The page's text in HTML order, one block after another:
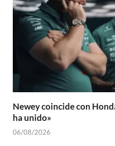
Newey coincide con
ha unido»
06/08/2026